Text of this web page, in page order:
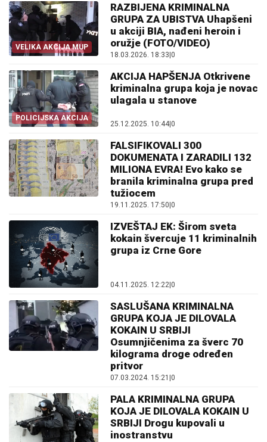
VELIKA AKCIJA MUP
RAZBIJENA KRIMINALNA
GRUPA ZA UBISTVA Uhapšeni
u akciji BIA, nađeni heroin i
oružje (FOTO/VIDEO)
18.03.2026. 18:33|0
POLICIJSKA AKCIJA
AKCIJA HAPŠENJA Otkrivene
kriminalna grupa koja je novac
ulagala u stanove
25.12.2025. 10:44|0
FALSIFIKOVALI 300
DOKUMENATA I ZARADILI 132
MILIONA EVRA! Evo kako se
branila kriminalna grupa pred
tužiocem
19.11.2025. 17:50|0
IZVEŠTAJ EK: Širom sveta
kokain švercuje 11 kriminalnih
grupa iz Crne Gore
04.11.2025. 12:22 0
SASLUŠANA KRIMINALNA
GRUPA KOJA JE DILOVALA
KOKAIN U SRBIJI
Osumnjičenima za šverc 70
kilograma droge određen
pritvor
07.03.2024. 15:21 0
PALA KRIMINALNA GRUPA
KOJA JE DILOVALA KOKAIN U
SRBIJI Drogu kupovali u
inostranstvu